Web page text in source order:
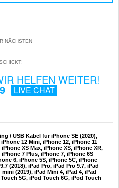
NÄCHSTEN
HELFEN WEITER!
LIVE CHAT
/ USB Kabel für iPhone SE (2020),
12 Mini, iPhone 12, iPhone 11
XS Max, iPhone XS, iPhone XR,
7 Plus, iPhone 7, iPhone 6S
6, iPhone 5S, iPhone 5C, iPhone
(2018), iPad Pro, iPad Pro 9.7, iPad
(2019), iPad Mini 4, iPad 4, iPad
5G, iPod Touch 6G, iPod Touch